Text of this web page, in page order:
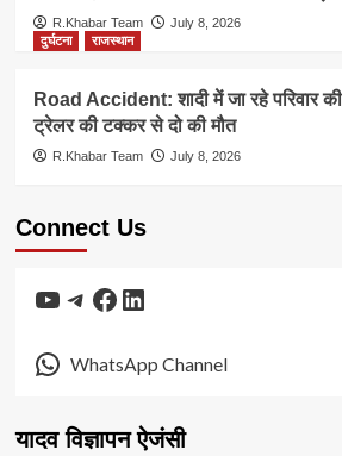
R.Khabar Team
July 8, 2026
दुर्घटना
राजस्थान
Road Accident: शादी में जा रहे परिवार
ट्रेलर की टक्कर से दो की मौत
R.Khabar Team July 8, 2026
Connect Us
YouTube
Telegram
Facebook
LinkedIn
WhatsApp Channel
यादव विज्ञापन ऐजंसी